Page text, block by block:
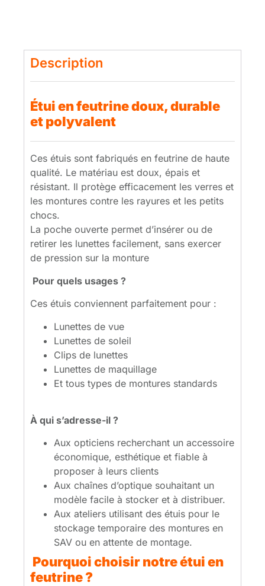
Description
Étui en feutrine doux, durable
et polyvalent
Ces étuis sont fabriqués en feutrine de haute
qualité. Le matériau est doux, épais et
résistant. Il protège efficacement les verres et
les montures contre les rayures et les petits
chocs.
La poche ouverte permet d’insérer ou de
retirer les lunettes facilement, sans exercer
de pression sur la monture
Pour quels usages ?
Ces étuis conviennent parfaitement pour :
Lunettes de vue
Lunettes de soleil
Clips de lunettes
Lunettes de maquillage
Et tous types de montures standards
À qui s’adresse-il ?
Aux opticiens recherchant un accessoire
économique, esthétique et fiable à
proposer à leurs clients
Aux chaînes d’optique souhaitant un
modèle facile à stocker et à distribuer.
Aux ateliers utilisant des étuis pour le
stockage temporaire des montures en
SAV ou en attente de montage.
Pourquoi choisir notre étui en
feutrine ?